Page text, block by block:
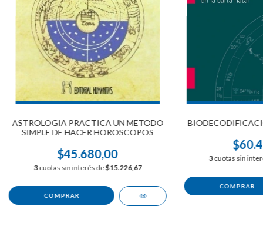
ASTROLOGIA PRACTICA UN METODO
SIMPLE DE HACER HOROSCOPOS
$45.680,00
3cuotas sin interés de$15.226,67
3cuotas sin